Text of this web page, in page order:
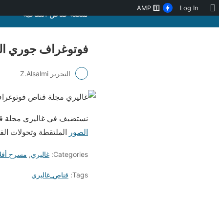
منصة قنّاص الثقافية
فوتوغراف جوري
التحرير Z.Alsalmi
نستضيف في غاليري مجلة
الصور الملتقطة وتحولات
Categories: غاليري, مسرح
Tags: قناص_غاليري
نبذةLog In
AMP 1️⃣